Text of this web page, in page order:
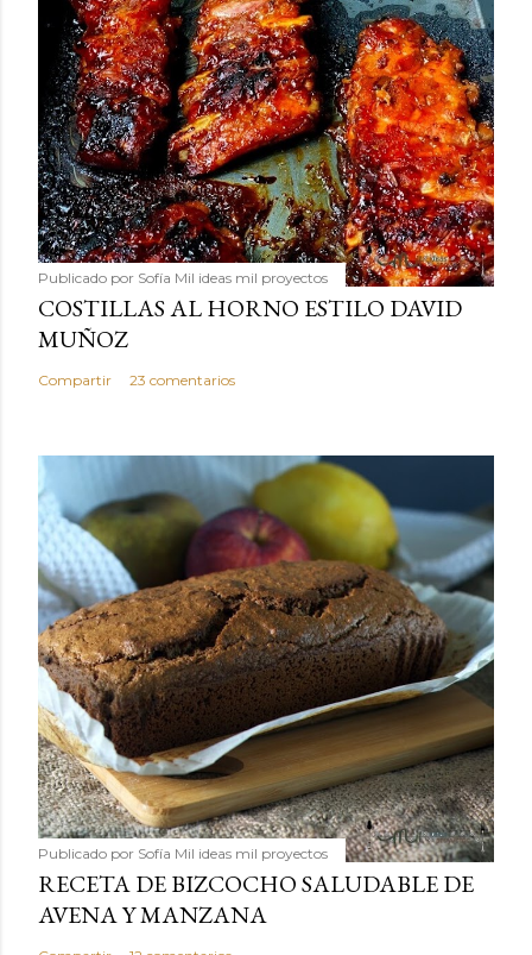
Publicado por Sofía Mil ideas mil proyectos
COSTILLAS AL HORNO ESTILO DAVID
MUÑOZ
Compartir 23 comentarios
Publicado por Sofía Mil ideas mil proyectos
RECETA DE BIZCOCHO SALUDABLE DE
AVENA Y MANZANA